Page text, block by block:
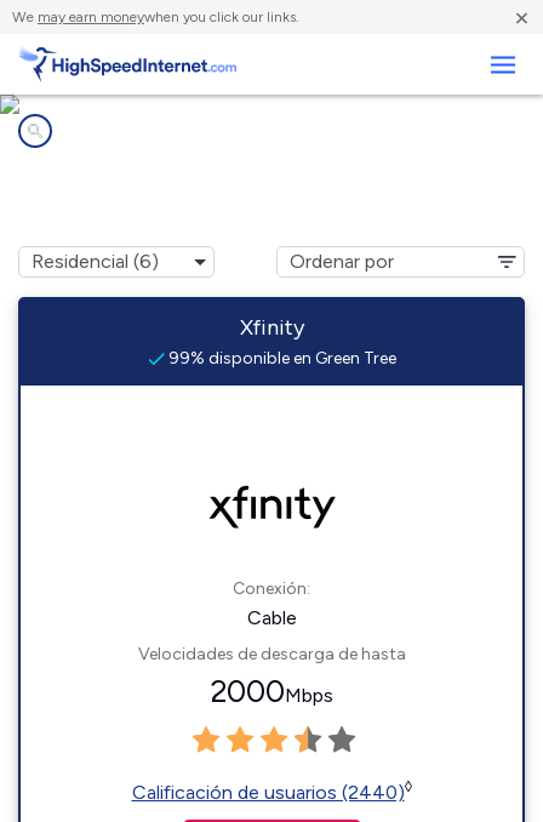
We may earn moneywhen you click our links. ×
Xfinity
99% disponible en Green Tree
Conexión:
Cable
Velocidades de descarga de hasta
2000Mbps
Calificación de usuarios (2440)◊